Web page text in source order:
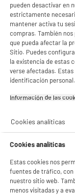
Rechazar todas
DEPOT
Con el fin de mejorar tu
y sus socios utilizan
- compartir contenido
pueden desactivar en
estrictamente
mantener activa tu
compras. También
que pueda afectar la
Sitio. Puedes
la existencia de estas
verse afectadas.
identificación personal.
Información de las
Cookies analíticas
Cookies analíticas
Estas cookies nos
fuentes de tráfico, con
nuestro sitio web.
menos visitadas y a